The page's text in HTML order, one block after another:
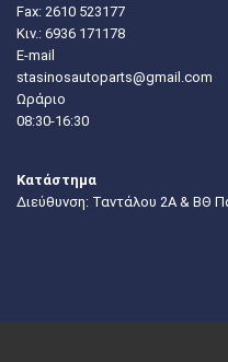
Fax: 2610 523177
Κιν.: 6936 171178
E-mail
stasinosautoparts@gmail.com
Ωράριο
08:30-16:30
Κατάστημα
Διεύθυνση: Ταντάλου 2Α & ΒΘ